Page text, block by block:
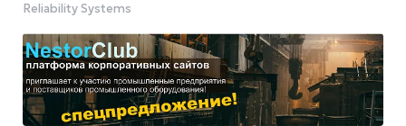
Reliability Systems